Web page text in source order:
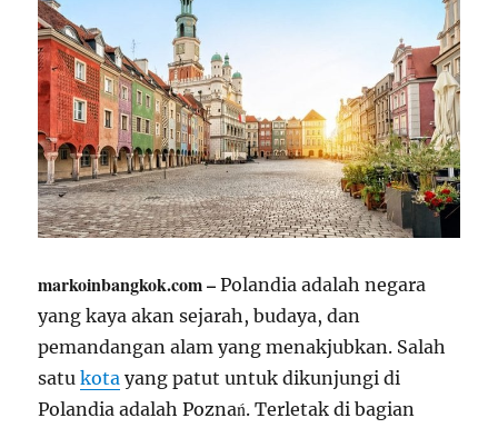
markoinbangkok.com –Polandia adalah negara
yang kaya akan sejarah, budaya, dan
pemandangan alam yang menakjubkan. Salah
satukota yang patut untuk dikunjungi di
Polandia adalah Poznań. Terletak di bagian